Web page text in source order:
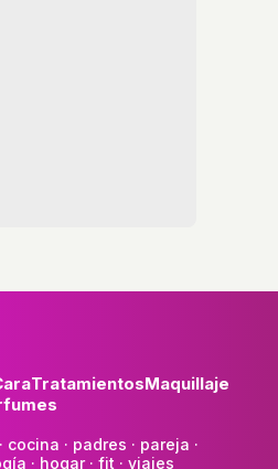
TratamientosMaquillaje
· cocina · padres · pareja ·
· hogar· fit · viajes